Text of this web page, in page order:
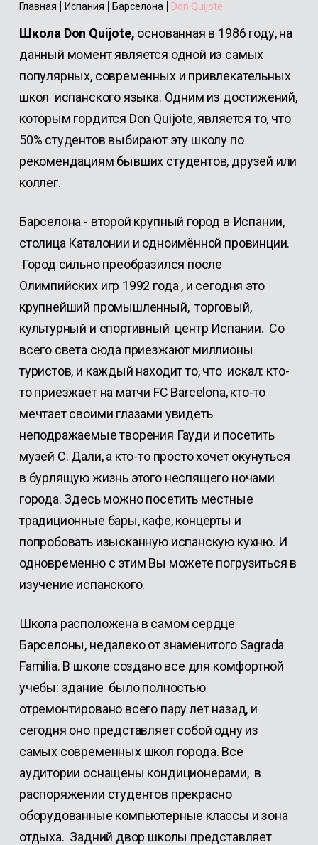
Главная Испания Барселона Don Quijote
Школа Don Quijote, основанная в 1986 году, на
данный момент является одной из самых
популярных, современных и привлекательных
школ испанского языка. Одним из достижений,
которым гордится Don Quijote, является то, что
50% студентов выбирают эту школу по
рекомендациям бывших студентов, друзей или
коллег.
Барселона - второй крупный город в Испании,
столица Каталонии и одноимённой провинции.
Город сильно преобразился после
Олимпийских игр 1992 года , и сегодня это
крупнейший промышленный, торговый,
культурный и спортивный центр Испании. Со
всего света сюда приезжают миллионы
туристов, и каждый находит то, что искал: кто-
то приезжает на матчи FC Barcelona, кто-то
мечтает своими глазами увидеть
неподражаемые творения Гауди и посетить
музей С. Дали, а кто-то просто хочет окунуться
в бурлящую жизнь этого неспящего ночами
города. Здесь можно посетить местные
традиционные бары, кафе, концерты и
попробовать изысканную испанскую кухню. И
одновременно с этим Вы можете погрузиться в
изучение испанского.
Школа расположена в самом сердце
Барселоны, недалеко от знаменитого Sagrada
Familia. В школе создано все для комфортной
учебы: здание было полностью
отремонтировано всего пару лет назад, и
сегодня оно представляет собой одну из
самых современных школ города. Все
аудитории оснащены кондиционерами, в
распоряжении студентов прекрасно
оборудованные компьютерные классы и зона
отдыха. Задний двор школы представляет